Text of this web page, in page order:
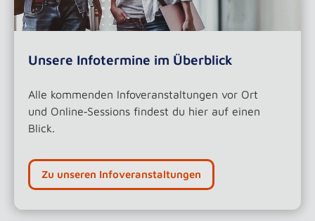
Unsere Infotermine im Überblick
Alle kommenden Infoveranstaltungen vor Ort
und Online‑Sessions findest du hier auf einen
Blick.
Zu unseren Infoveranstaltungen